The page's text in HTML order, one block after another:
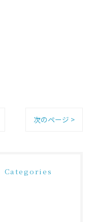
次のページ >
Categories